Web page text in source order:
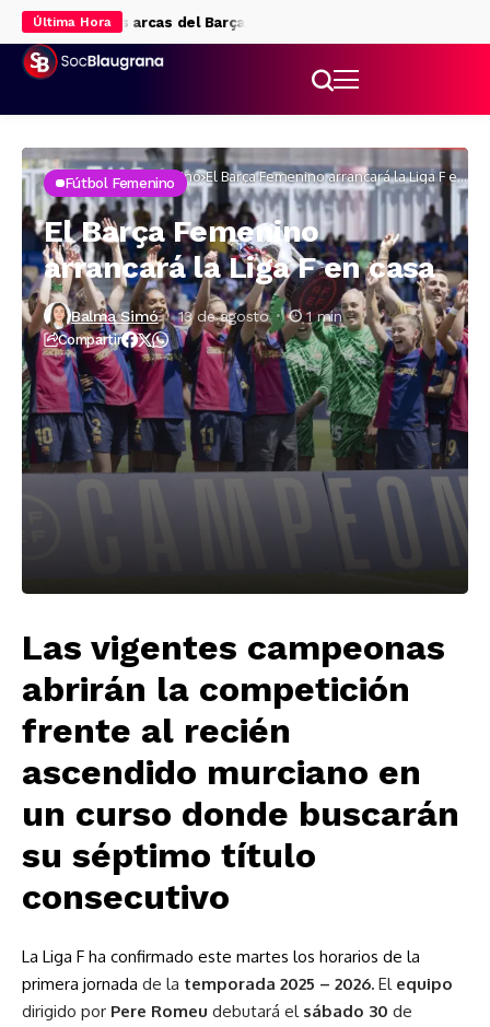
Última Hora
en las arcas del Barça El Barça activa el plan B a Julián
Inicio Fútbol femenino El Barça Femenino arrancará la Liga F en
casa
Fútbol Femenino
El Barça Femenino
arrancará la Liga F en casa
Balma Simó 13 de agosto 1 min
Compartir
Las vigentes campeonas
abrirán la competición
frente al recién
ascendido murciano en
un curso donde buscarán
su séptimo título
consecutivo
La Liga F ha confirmado este martes los horarios de la
primera jornada de la temporada 2025 – 2026. El equipo
dirigido por Pere Romeu debutará el sábado 30 de